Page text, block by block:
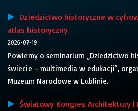
Dziedzictwo historyczne w
atlas historyczny
2026-07-19
Powiemy o seminarium „Dziedzictwo
świecie – multimedia w edukacji”,
Muzeum Narodowe w Lublinie.
Światowy Kongres Architektury |